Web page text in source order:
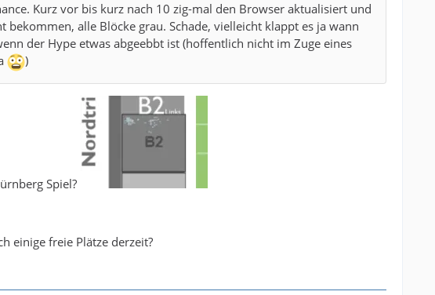
Kurz vor bis kurz nach 10 zig-mal den Browser aktualisiert und
bekommen, alle Blöcke grau. Schade, vielleicht klappt es ja wann
der Hype etwas abgeebbt ist (hoffentlich nicht im Zuge eines
)
Spiel?
einige freie Plätze derzeit?